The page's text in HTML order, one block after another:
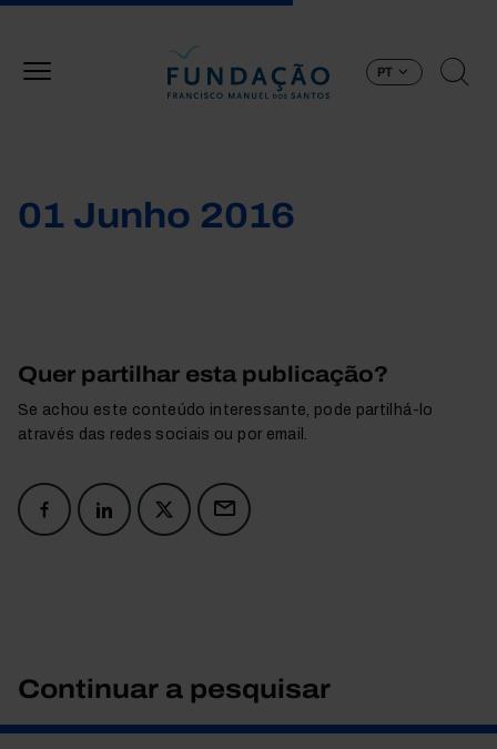
PT
01 Junho 2016
Quer partilhar esta publicação?
Se achou este conteúdo interessante, pode partilhá-lo
através das redes sociais ou por email.
Continuar a pesquisar